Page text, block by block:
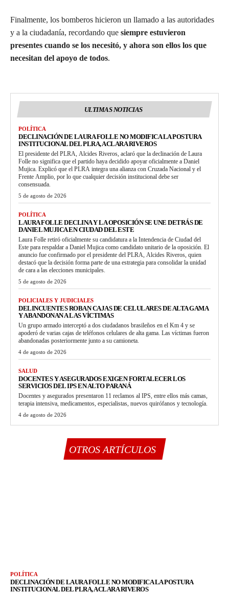
Finalmente, los bomberos hicieron un llamado a las autoridades
y a la ciudadanía, recordando que siempre estuvieron
presentes cuando se los necesitó, y ahora son ellos los que
necesitan del apoyo de todos.
ULTIMAS NOTICIAS
POLÍTICA
DECLINACIÓN DE LAURA FOLLE NO MODIFICA LA POSTURA
INSTITUCIONAL DEL PLRA, ACLARA RIVEROS
El presidente del PLRA, Alcides Riveros, aclaró que la declinación de Laura
Folle no significa que el partido haya decidido apoyar oficialmente a Daniel
Mujica. Explicó que el PLRA integra una alianza con Cruzada Nacional y el
Frente Amplio, por lo que cualquier decisión institucional debe ser
consensuada.
5 de agosto de 2026
POLÍTICA
LAURA FOLLE DECLINA Y LA OPOSICIÓN SE UNE DETRÁS DE
DANIEL MUJICA EN CIUDAD DEL ESTE
Laura Folle retiró oficialmente su candidatura a la Intendencia de Ciudad del
Este para respaldar a Daniel Mujica como candidato unitario de la oposición. El
anuncio fue confirmado por el presidente del PLRA, Alcides Riveros, quien
destacó que la decisión forma parte de una estrategia para consolidar la unidad
de cara a las elecciones municipales.
5 de agosto de 2026
POLICIALES Y JUDICIALES
DELINCUENTES ROBAN CAJAS DE CELULARES DE ALTA GAMA
Y ABANDONAN A LAS VÍCTIMAS
Un grupo armado interceptó a dos ciudadanos brasileños en el Km 4 y se
apoderó de varias cajas de teléfonos celulares de alta gama. Las víctimas fueron
abandonadas posteriormente junto a su camioneta.
4 de agosto de 2026
SALUD
DOCENTES Y ASEGURADOS EXIGEN FORTALECER LOS
SERVICIOS DEL IPS EN ALTO PARANÁ
Docentes y asegurados presentaron 11 reclamos al IPS, entre ellos más camas,
terapia intensiva, medicamentos, especialistas, nuevos quirófanos y tecnología.
4 de agosto de 2026
OTROS ARTÍCULOS
POLÍTICA
DECLINACIÓN DE LAURA FOLLE NO MODIFICA LA POSTURA
INSTITUCIONAL DEL PLRA, ACLARA RIVEROS